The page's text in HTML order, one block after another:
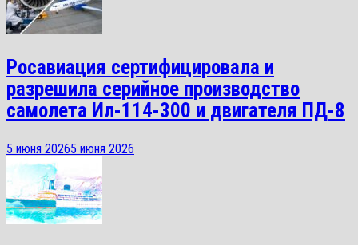
Росавиация сертифицировала и
разрешила серийное производство
самолета Ил-114-300 и двигателя ПД-8
5 июня 20265 июня 2026